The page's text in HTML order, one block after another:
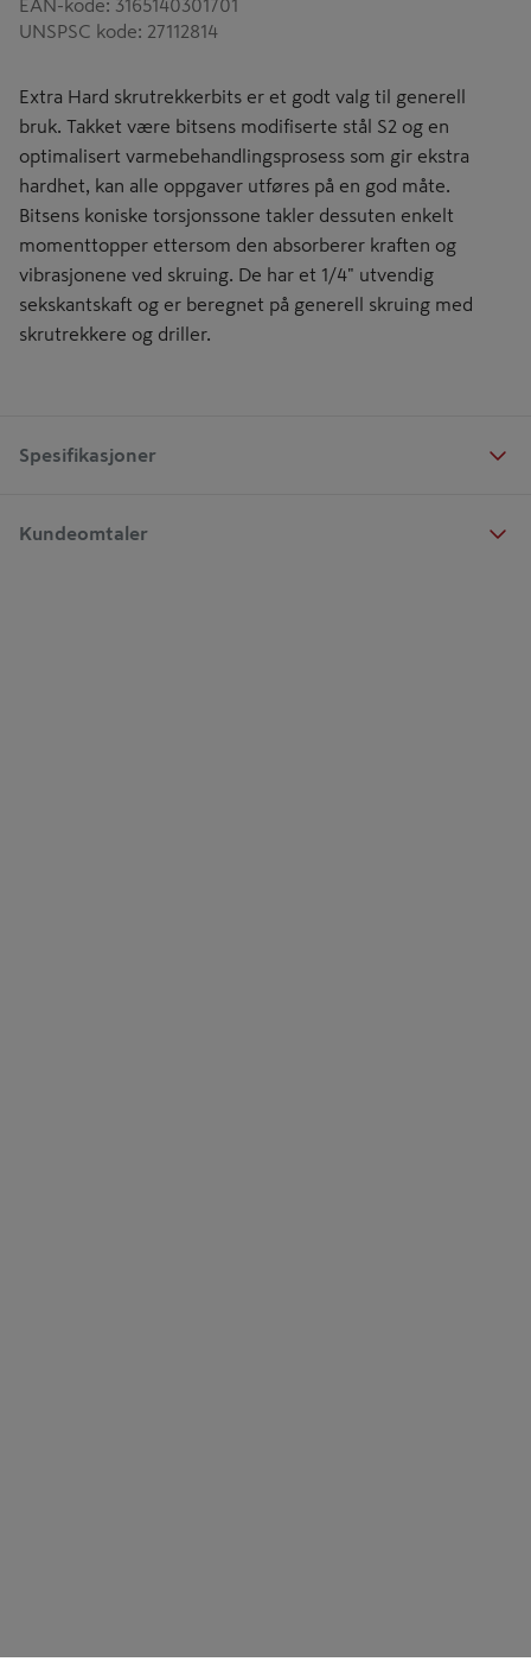
EAN-kode: 3165140301701
UNSPSC kode: 27112814
Extra Hard skrutrekkerbits er et godt valg til generell
bruk. Takket være bitsens modifiserte stål S2 og en
optimalisert varmebehandlingsprosess som gir ekstra
hardhet, kan alle oppgaver utføres på en god måte.
Bitsens koniske torsjonssone takler dessuten enkelt
momenttopper ettersom den absorberer kraften og
vibrasjonene ved skruing. De har et 1/4" utvendig
sekskantskaft og er beregnet på generell skruing med
skrutrekkere og driller.
Spesifikasjoner
Kundeomtaler